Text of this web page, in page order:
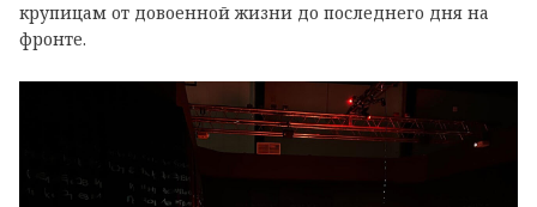
крупицам от довоенной жизни до последнего дня на
фронте.